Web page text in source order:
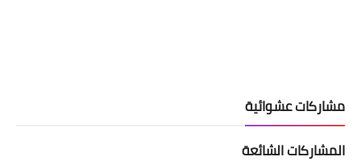
مشاركات عشوائية
المشاركات الشائعة